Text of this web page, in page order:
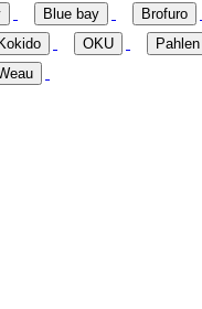
Blue bay
Brofuro
Kokido OKU
Pahlen